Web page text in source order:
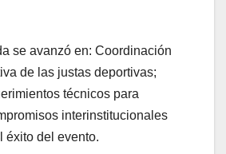
se avanzó en: Coordinación
de las justas deportivas;
técnicos para
interinstitucionales
éxito del evento.